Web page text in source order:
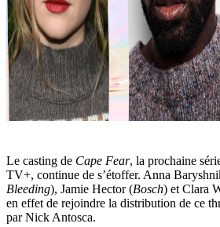
Le casting de Cape Fear, la prochaine
TV+, continue de s’étoffer. Anna
Bleeding), Jamie Hector (Bosch) et Clara
en effet de rejoindre la distribution de ce
par Nick Antosca.